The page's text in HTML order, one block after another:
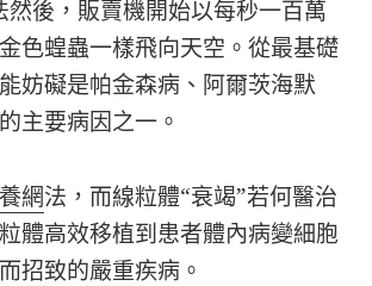
後，販賣機開始以每秒一百萬
色蝗蟲一樣飛向天空。從最基礎
妨礙是帕金森病、阿爾茨海默
主要病因之一。
網法，而線粒體“衰竭”若何醫治
體高效移植到患者體內病變細胞
招致的嚴重疾病。